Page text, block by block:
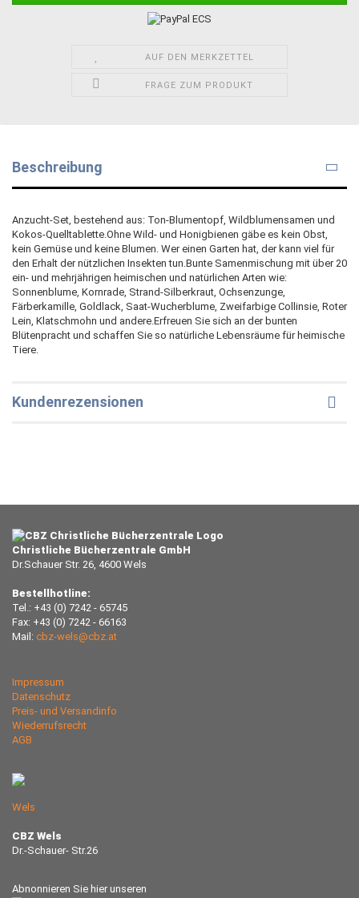
AUF DEN MERKZETTEL
FRAGE ZUM PRODUKT
Beschreibung
Anzucht-Set, bestehend aus: Ton-Blumentopf, Wildblumensamen und
Kokos-Quelltablette.Ohne Wild- und Honigbienen gäbe es kein Obst,
kein Gemüse und keine Blumen. Wer einen Garten hat, der kann viel für
den Erhalt der nützlichen Insekten tun.Bunte Samenmischung mit über 20
ein- und mehrjährigen heimischen und natürlichen Arten wie:
Sonnenblume, Kornrade, Strand-Silberkraut, Ochsenzunge,
Färberkamille, Goldlack, Saat-Wucherblume, Zweifarbige Collinsie, Roter
Lein, Klatschmohn und andere.Erfreuen Sie sich an der bunten
Blütenpracht und schaffen Sie so natürliche Lebensräume für heimische
Tiere.
Kundenrezensionen
Christliche Bücherzentrale GmbH
Dr.Schauer Str. 26, 4600 Wels
Bestellhotline:
Tel.: +43 (0) 7242 - 65745
Fax: +43 (0) 7242 - 66163
Mail: cbz-wels@cbz.at
Impressum
Datenschutz
Preis- und Versandinfo
Wiederrufsrecht
AGB
Wels
CBZ Wels
Dr.-Schauer- Str.26
Abnonnieren Sie hier unseren